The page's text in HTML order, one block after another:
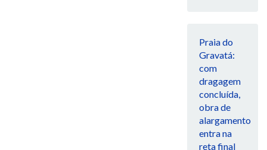
Praia do
Gravatá:
com
dragagem
concluída,
obra de
alargamento
entra na
reta final